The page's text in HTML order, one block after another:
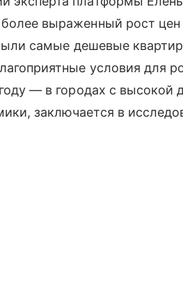
выраженный рост
самые дешевые
условия для
— в городах с высокой
заключается в